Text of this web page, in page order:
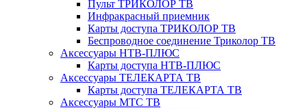
Пульт ТРИКОЛОР ТВ
Инфракрасный приемник
Карты доступа ТРИКОЛОР ТВ
Беспроводное соединение Триколор ТВ
Аксессуары НТВ-ПЛЮС
Карты доступа НТВ-ПЛЮС
Аксессуары ТЕЛЕКАРТА ТВ
Карты доступа ТЕЛЕКАРТА ТВ
Аксессуары МТС ТВ